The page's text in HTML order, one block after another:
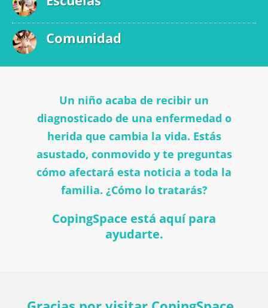
Comunidad
Un niño acaba de recibir un
diagnosticado de una enfermedad o
herida que cambia la vida. Estás
asustado, conmovido y te preguntas
cómo afectará esta noticia a toda la
familia. ¿Cómo lo tratarás?
CopingSpace está aquí para
ayudarte.